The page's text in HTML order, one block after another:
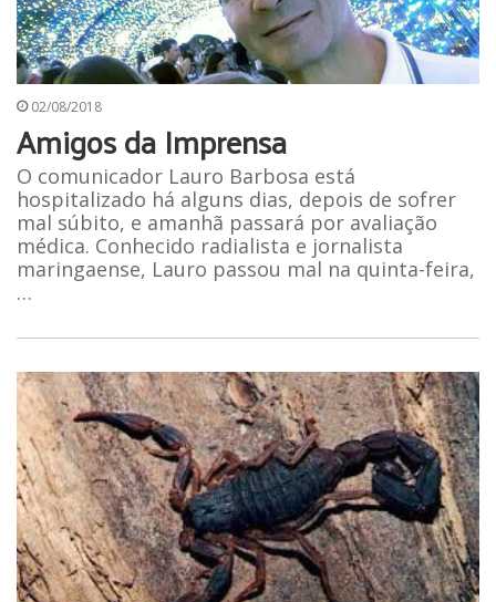
02/08/2018
Amigos da Imprensa
O comunicador Lauro Barbosa está
hospitalizado há alguns dias, depois de sofrer
mal súbito, e amanhã passará por avaliação
médica. Conhecido radialista e jornalista
maringaense, Lauro passou mal na quinta-feira,
…